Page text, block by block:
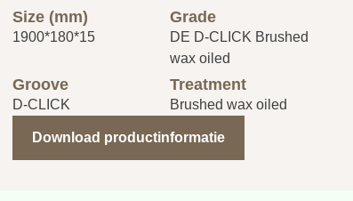
Size (mm)
1900*180*15
Grade
DE D-CLICK Brushed
wax oiled
Groove
D-CLICK
Treatment
Brushed wax oiled
Download productinformatie